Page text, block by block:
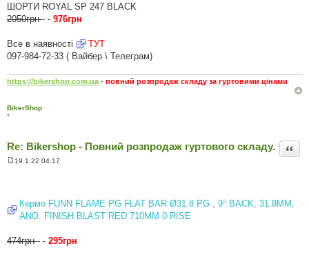
ШОРТИ ROYAL SP 247 BLACK
2050грн- - 976грн
Все в наявності
ТУТ
097-984-72-33 ( Вайбер \ Телеграм)
https://bikershop.com.ua - повний розпродаж складу за гуртовими цінами
BikerShop
*
Re: Bikershop - Повний розпродаж гуртового складу.
о
м
н
19.1.22 04:17
Кермо FUNN FLAME PG FLAT BAR Ø31.8 PG , 9° BACK, 31.8MM,
ANO. FINISH BLAST RED 710MM 0 RISE
474грн- - 295грн